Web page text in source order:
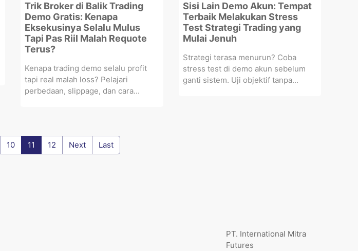
Trik Broker di Balik Trading
Demo Gratis: Kenapa
Eksekusinya Selalu Mulus
Tapi Pas Riil Malah Requote
Terus?
Kenapa trading demo selalu profit
tapi real malah loss? Pelajari
perbedaan, slippage, dan cara...
Sisi Lain Demo Akun: Tempat
Terbaik Melakukan Stress
Test Strategi Trading yang
Mulai Jenuh
Strategi terasa menurun? Coba
stress test di demo akun sebelum
ganti sistem. Uji objektif tanpa...
10 11 12 Next Last
PT. International Mitra
Futures